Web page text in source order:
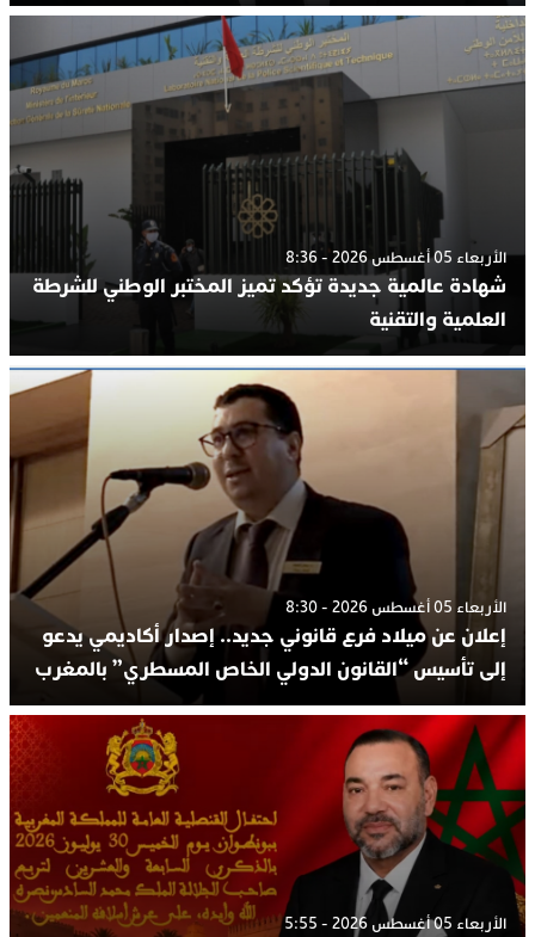
الأربعاء 05 أغسطس 2026 - 8:36
شهادة عالمية جديدة تؤكد تميز المختبر الوطني للشرطة
العلمية والتقنية
الأربعاء 05 أغسطس 2026 - 8:30
إعلان عن ميلاد فرع قانوني جديد.. إصدار أكاديمي يدعو
إلى تأسيس “القانون الدولي الخاص المسطري” بالمغرب
الأربعاء 05 أغسطس 2026 - 5:55